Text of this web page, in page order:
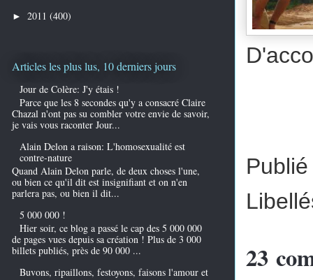
23
► 2011 (400)
Articles les plus lus, 10 derniers jours
Jour de Colère: J'y étais !
Parce que les 8 secondes qu'y a consacré Claire
Chazal n'ont pas su combler votre envie de savoir,
je vais vous raconter Jour...
Alain Delon a raison: L'homosexualité est
contre-nature
Quand Alain Delon parle, de deux choses l'une,
ou bien ce qu'il dit est insignifiant et on n'en
parlera pas, ou bien il dit...
5 000 000 !
Hier soir, ce blog a passé le cap des 5 000 000
de pages vues depuis sa création ! Plus de 3 000
billets publiés, près de 90 000 ...
Buvons, ripaillons, festoyons, faisons l'amour et